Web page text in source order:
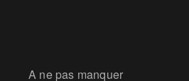
A ne pas manquer